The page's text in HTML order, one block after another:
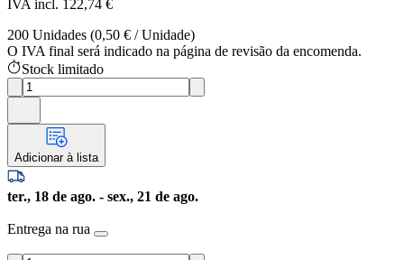
IVA incl. 122,74 €
200 Unidades (0,50 € /Unidade)
O IVA final será indicado na página de revisão da encomenda.
Stock limitado
Adicionar à lista
ter., 18 de ago. - sex., 21 de ago.
Entrega na rua